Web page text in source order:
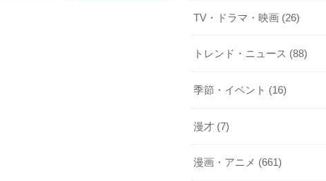
TV・ドラマ・映画 (26)
トレンド・ニュース (88)
季節・イベント (16)
漫才 (7)
漫画・アニメ (661)